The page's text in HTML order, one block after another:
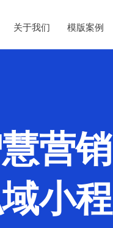
关于我们 模版案例
营销
小程